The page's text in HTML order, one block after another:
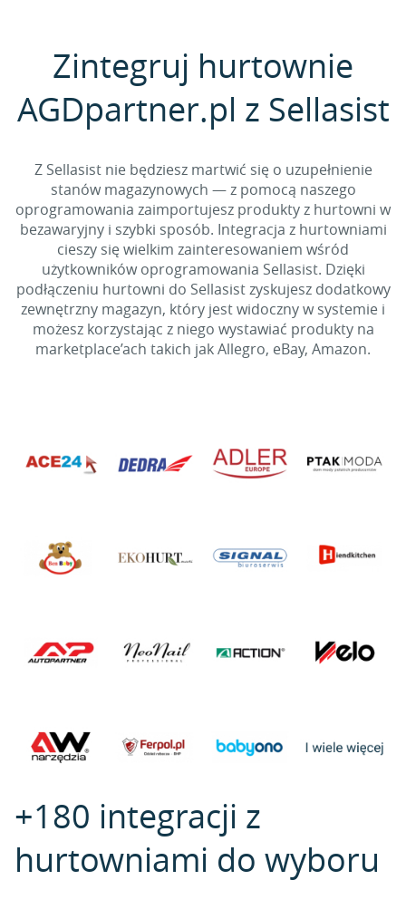
Zintegruj hurtownie
AGDpartner.pl z Sellasist
Z Sellasist nie będziesz martwić się o uzupełnienie
stanów magazynowych — z pomocą naszego
oprogramowania zaimportujesz produkty z hurtowni w
bezawaryjny i szybki sposób. Integracja z hurtowniami
cieszy się wielkim zainteresowaniem wśród
użytkowników oprogramowania Sellasist. Dzięki
podłączeniu hurtowni do Sellasist zyskujesz dodatkowy
zewnętrzny magazyn, który jest widoczny w systemie i
możesz korzystając z niego wystawiać produkty na
marketplace’ach takich jak Allegro, eBay, Amazon.
+180 integracji z
hurtowniami do wyboru